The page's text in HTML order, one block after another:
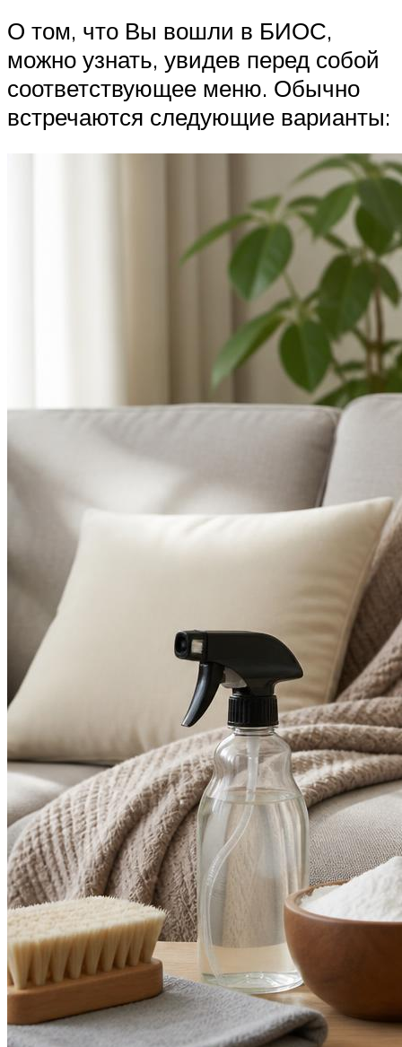
О том, что Вы вошли в БИОС,
можно узнать, увидев перед собой
соответствующее меню. Обычно
встречаются следующие варианты: